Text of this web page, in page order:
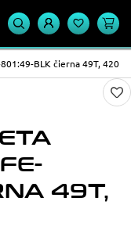
801:49-BLK čierna 49T, 420
49T,